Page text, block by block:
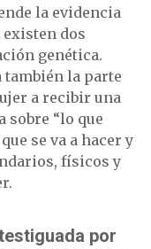
la evidencia
dos
genética.
también la parte
a recibir una
“lo que
se va a hacer y
físicos y
por